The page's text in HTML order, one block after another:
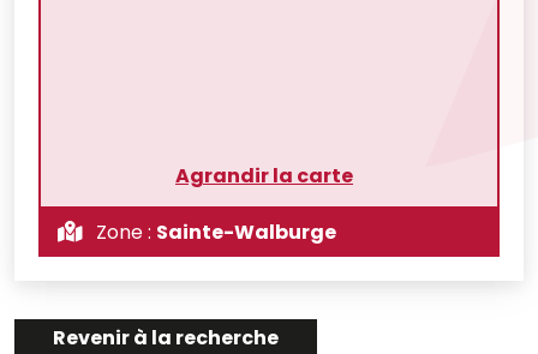
Agrandir la carte
Zone : Sainte-Walburge
Revenir à la recherche